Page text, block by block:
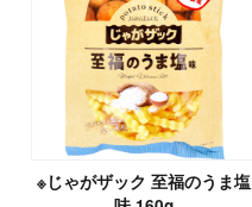
※じゃがザック 至福のうま塩